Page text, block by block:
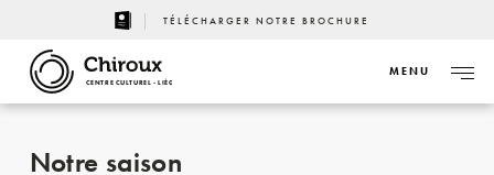
TÉLÉCHARGER NOTRE BROCHURE
CENTRE CULTUREL - LIÈGE
MENU
Notre saison